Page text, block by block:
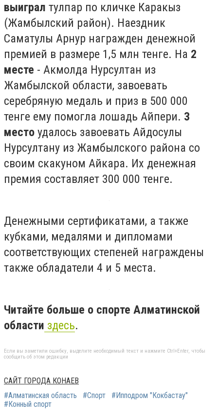
выиграл тулпар по кличке Каракыз
(Жамбылский район). Наездник
Саматулы Арнур награжден денежной
премией в размере 1,5 млн тенге. На 2
месте - Акмолда Нурсултан из
Жамбылской области, завоевать
серебряную медаль и приз в 500 000
тенге ему помогла лошадь Айпери. 3
место удалось завоевать Айдосулы
Нурсултану из Жамбылского района со
своим скакуном Айкара. Их денежная
премия составляет 300 000 тенге.
Денежными сертификатами, а также
кубками, медалями и дипломами
соответствующих степеней награждены
также обладатели 4 и 5 места.
Читайте больше о спорте Алматинской
области здесь.
Если вы заметили ошибку, выделите необходимый текст и нажмите Ctrl+Enter, чтобы
сообщить об этом редакции
САЙТ ГОРОДА КОНАЕВ
#Алматинская область
#Спорт
#Ипподром "Кокбастау"
#Конный спорт